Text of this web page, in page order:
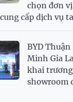
chọn đơn
cấp dịch vụ
BYD Thuận
Minh Gia
khai trương
showroom